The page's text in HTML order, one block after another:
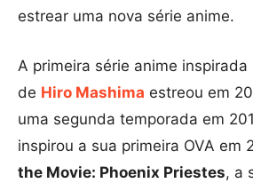
estrear uma nova série anime.
A primeira série anime inspirada
de Hiro Mashima estreou em
uma segunda temporada em
inspirou a sua primeira OVA em
the Movie: Phoenix Priestes, a